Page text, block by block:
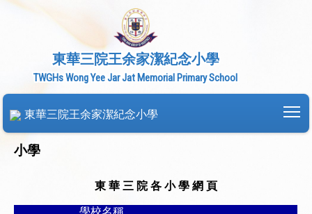
東華三院王余家潔紀念小學
TWGHs Wong Yee Jar Jat Memorial Primary School
東華三院王余家潔紀念小學
小學